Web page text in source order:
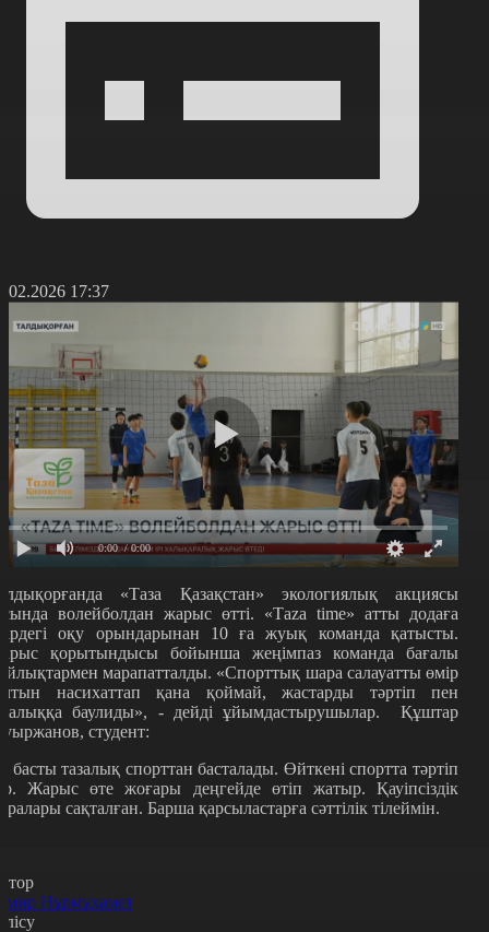
17:37
0:00 / 0:00
«Таза Қазақстан» экологиялық акциясы
волейболдан жарыс өтті. «Таza time» атты додаға
оқу орындарынан 10 ға жуық команда қатысты.
қорытындысы бойынша жеңімпаз команда бағалы
марапатталды. «Спорттық шара салауатты өмір
насихаттап қана қоймай, жастарды тәртіп пен
баулиды», - дейді ұйымдастырушылар. Құштар
студент:
басты тазалық спорттан басталады. Өйткені спортта тәртіп
Жарыс өте жоғары деңгейде өтіп жатыр. Қауіпсіздік
сақталған. Барша қарсыластарға сәттілік тілеймін.
Нұрмұхамет